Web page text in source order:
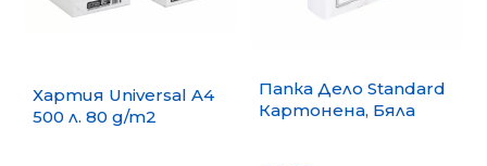
Хартия Universal A4
500 л. 80 g/m2
Папка Дело Standard
Картонена, Бяла